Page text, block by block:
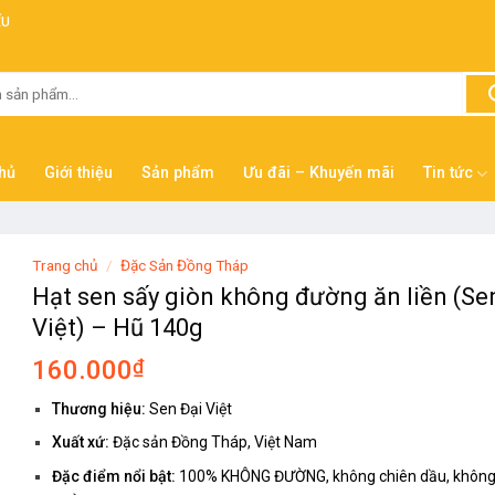
Giới thiệu Sản phẩm Ưu đãi – Khuyến mãi Tin tức
Trang chủ / Đặc Sản Đồng Tháp
Hạt sen sấy giòn không đường ăn liền
Việt) – Hũ 140g
160.000₫
Thương hiệu: Sen Đại Việt
Xuất xứ: Đặc sản Đồng Tháp, Việt Nam
Đặc điểm nổi bật: 100% KHÔNG ĐƯỜNG, không chiên dầu,